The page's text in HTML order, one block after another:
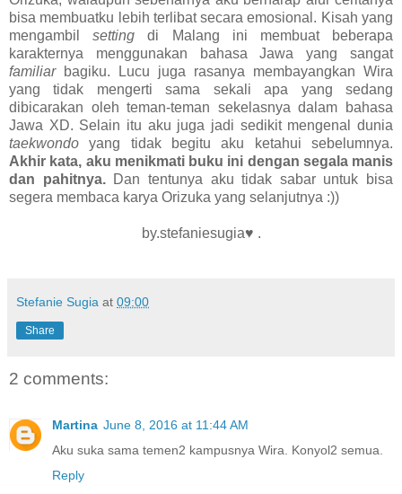
bisa membuatku lebih terlibat secara emosional. Kisah yang
mengambilsetting di Malang ini membuat beberapa
karakternya menggunakan bahasa Jawa yang sangat
familiarbagiku. Lucu juga rasanya membayangkan Wira
yang tidak mengerti sama sekali apa yang sedang
dibicarakan oleh teman-teman sekelasnya dalam bahasa
Jawa XD. Selain itu aku juga jadi sedikit mengenal dunia
taekwondo yang tidak begitu aku ketahui sebelumnya.
Akhir kata, aku menikmati buku ini dengan segala manis
dan pahitnya. Dan tentunya aku tidak sabar untuk bisa
segera membaca karya Orizuka yang selanjutnya :))
by.stefaniesugia♥ .
Stefanie Sugia at 09:00
Share
2 comments:
Martina June 8, 2016 at 11:44 AM
Aku suka sama temen2 kampusnya Wira. Konyol2 semua.
Reply